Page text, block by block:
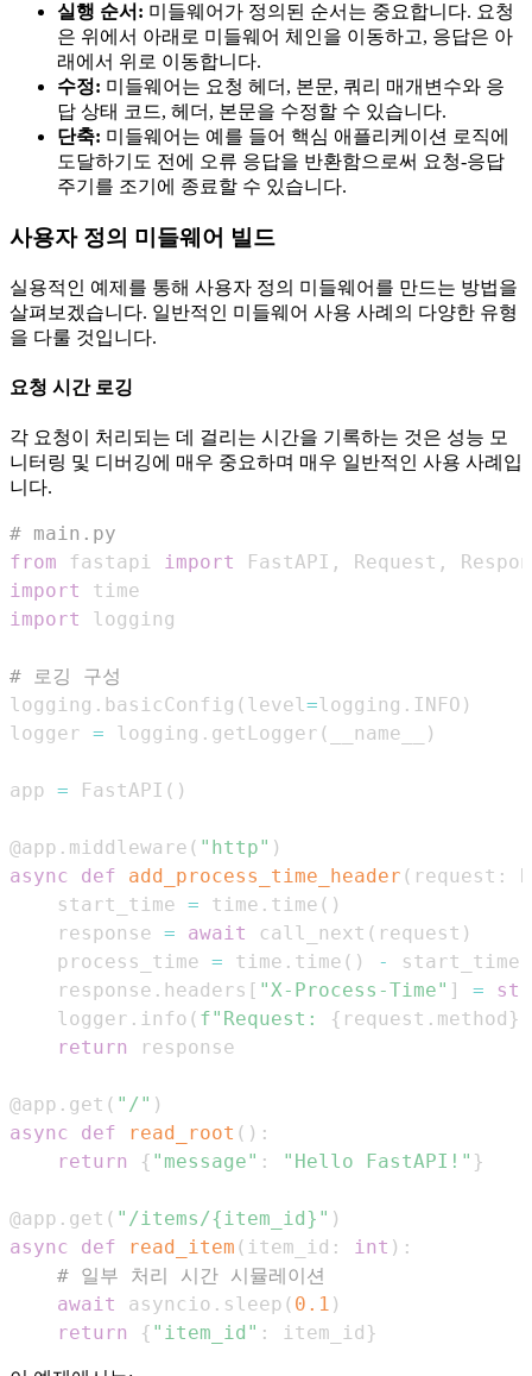
실행 순서: 미들웨어가 정의된 순서는 중요합니다. 요청
은 위에서 아래로 미들웨어 체인을 이동하고, 응답은 아
래에서 위로 이동합니다.
수정: 미들웨어는 요청 헤더, 본문, 쿼리 매개변수와 응
답 상태 코드, 헤더, 본문을 수정할 수 있습니다.
단축: 미들웨어는 예를 들어 핵심 애플리케이션 로직에
도달하기도 전에 오류 응답을 반환함으로써 요청-응답
주기를 조기에 종료할 수 있습니다.
사용자 정의 미들웨어 빌드
실용적인 예제를 통해 사용자 정의 미들웨어를 만드는 방법을
살펴보겠습니다. 일반적인 미들웨어 사용 사례의 다양한 유형
을 다룰 것입니다.
요청 시간 로깅
각 요청이 처리되는 데 걸리는 시간을 기록하는 것은 성능 모
니터링 및 디버깅에 매우 중요하며 매우 일반적인 사용 사례입
니다.
# main.py
from fastapi import FastAPI , Request ,
import
import
# 로깅 구성
logging . basicConfig ( level=logging . INFO )
logger = logging . getLogger ( __name__ )
app = FastAPI ( )
@app . middleware ( "http" )
async
def add_process_time_header ( request :
    start_time
= time . time ( )
    response
= await call_next ( request )
    process_time
= time . time ( ) -
    response
. headers [ "X-Process-Time" ] =
str
    logger
. info ( f"Request: { request . method }
return
@app . get ( "/" )
async
def read_root ( ) :
return
{ "message" : "Hello FastAPI!" }
@app . get ( "/items/{item_id}" )
async
def read_item ( item_id : int ) :
# 일부 처리 시간 시뮬레이션
await
asyncio . sleep ( 0.1 )
return
{ "item_id" : item_id }